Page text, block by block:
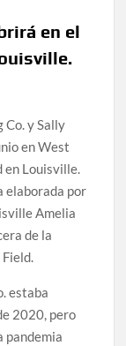
en el
Co. y Sally
en West
en Louisville.
elaborada por
Amelia
de la
estaba
2020, pero
pandemia